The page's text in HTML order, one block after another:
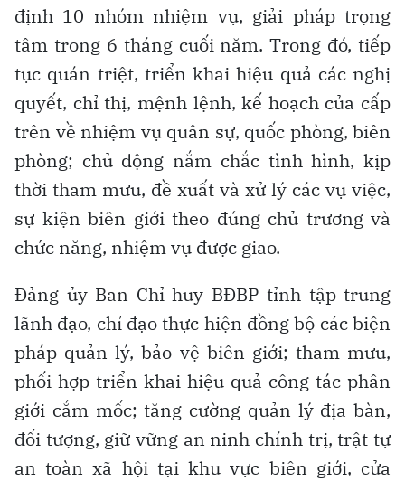
định 10 nhóm nhiệm vụ, giải pháp trọng
tâm trong 6 tháng cuối năm. Trong đó, tiếp
tục quán triệt, triển khai hiệu quả các nghị
quyết, chỉ thị, mệnh lệnh, kế hoạch của cấp
trên về nhiệm vụ quân sự, quốc phòng, biên
phòng; chủ động nắm chắc tình hình, kịp
thời tham mưu, đề xuất và xử lý các vụ việc,
sự kiện biên giới theo đúng chủ trương và
chức năng, nhiệm vụ được giao.
Đảng ủy Ban Chỉ huy BĐBP tỉnh tập trung
lãnh đạo, chỉ đạo thực hiện đồng bộ các biện
pháp quản lý, bảo vệ biên giới; tham mưu,
phối hợp triển khai hiệu quả công tác phân
giới cắm mốc; tăng cường quản lý địa bàn,
đối tượng, giữ vững an ninh chính trị, trật tự
an toàn xã hội tại khu vực biên giới, cửa